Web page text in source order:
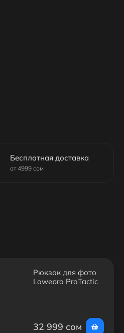
Бесплатная доставка
от 4999 сом
Рюкзак для фото
Lowepro ProTactic
32 999 сом